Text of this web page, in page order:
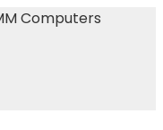
Computers